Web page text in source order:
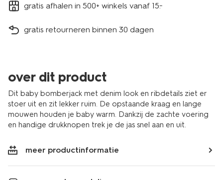
gratis afhalen in 500+ winkels vanaf 15.-
gratis retourneren binnen 30 dagen
over dit product
Dit baby bomberjack met denim look en ribdetails ziet er
stoer uit en zit lekker ruim. De opstaande kraag en lange
mouwen houden je baby warm. Dankzij de zachte voering
en handige drukknopen trek je de jas snel aan en uit.
meer productinformatie